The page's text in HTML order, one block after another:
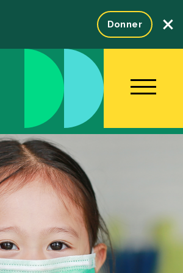
Donner ×
NOUS JOINDRE
ENGLISH